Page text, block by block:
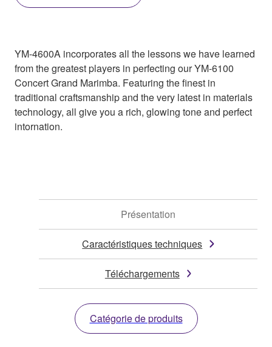
YM-4600A incorporates all the lessons we have learned
from the greatest players in perfecting our YM-6100
Concert Grand Marimba. Featuring the finest in
traditional craftsmanship and the very latest in materials
technology, all give you a rich, glowing tone and perfect
intornation.
Présentation
Caractéristiques techniques
Téléchargements
Catégorie de produits